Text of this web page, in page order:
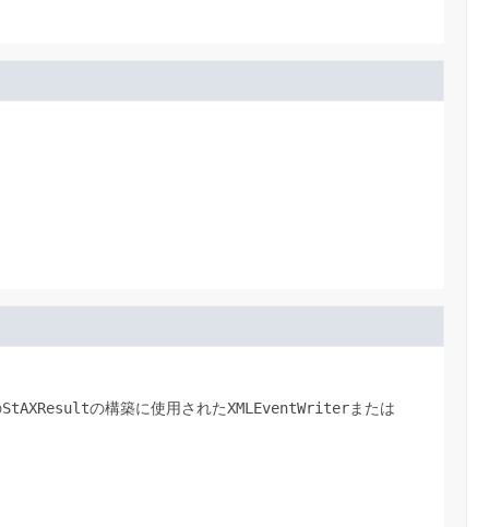
StAXResultの構築に使用されたXMLEventWriterまたは